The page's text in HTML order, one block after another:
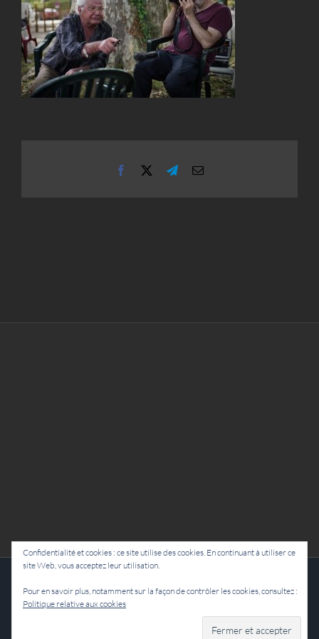
Facebook TelegramEmail
Facebook
Confidentialité et cookies : ce site utilise des cookies. En continuant à utiliser ce
site Web, vous acceptez leur utilisation.
Pour en savoir plus, notamment sur la façon de contrôler les cookies, consultez :
Politique relative aux cookies